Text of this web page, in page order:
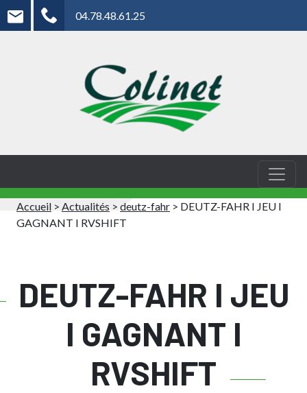
04.78.48.61.25
Accueil > Actualités > deutz-fahr > DEUTZ-FAHR I JEU I
GAGNANT I RVSHIFT
DEUTZ-FAHR I JEU
I GAGNANT I
RVSHIFT